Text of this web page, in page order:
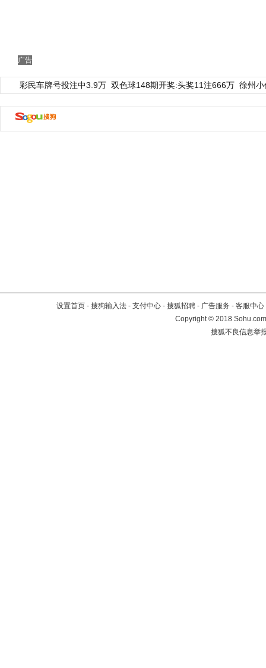
广告
彩民车牌号投注中3.9万 双色球148期开奖:头奖11注666万 徐州
设置首页 - 搜狗输入法 - 支付中心 - 搜狐招聘 - 广告服务 - 客服中心
Copyright©2018
搜狐不良信息举